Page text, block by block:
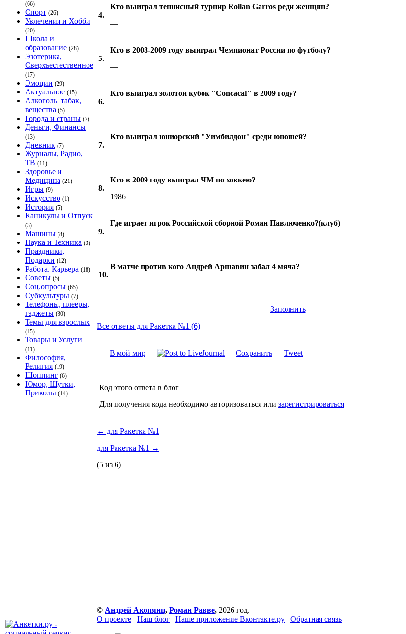
(66)
Спорт (26)
Увлечения и Хобби
(20)
Школа и
образование (28)
Эзотерика,
Сверхъестественное
(17)
Эмоции (29)
Актуальное (15)
Алкоголь, табак,
вещества (5)
Города и страны (7)
Деньги, Финансы
(13)
Дневник (7)
Журналы, Радио,
ТВ (11)
Здоровье и
Медицина (21)
Игры (9)
Искусство (1)
История (5)
Каникулы и Отпуск
(3)
Машины (8)
Наука и Техника (3)
Праздники,
Подарки (12)
Работа, Карьера (18)
Советы (5)
Соц.опросы (65)
Субкультуры (7)
Телефоны, плееры,
гаджеты (30)
Темы для взрослых
(15)
Товары и Услуги
(11)
Философия,
Религия (19)
Шоппинг (6)
Юмор, Шутки,
Приколы (14)
4.
Кто выиграл теннисный турнир Rollan Garros реди женщин?
—
5.
Кто в 2008-2009 году выиграл Чемпионат России по футболу?
—
6.
Кто выиграл золотой кубок "Concacaf" в 2009 году?
—
7.
Кто выиграл юниорский "Уимбилдон" среди юношей?
—
8.
Кто в 2009 году выиграл ЧМ по хоккею?
1986
9.
Где играет игрок Российской сборной Роман Павлюченко?(клуб)
—
10.
В матче против кого Андрей Аршавин забал 4 мяча?
—
Заполнить
Все ответы для Ракетка №1 (6)
В мой мир Сохранить Tweet
Код этого ответа в блог
Для получения кода необходимо авторизоваться или зарегистрироваться
← для Ракетка №1
для Ракетка №1 →
(5 из 6)
© Андрей Акопянц, Роман Равве, 2026 год.
О проекте
Наш блог Наше приложение Вконтакте.ру Обратная связь